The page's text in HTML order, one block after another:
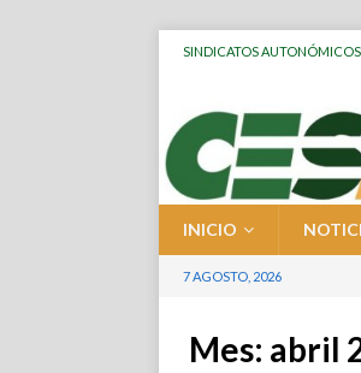
SINDICATOS AUTONÓMICOS
INICIO
7 AGOSTO, 2026
Mes: abril